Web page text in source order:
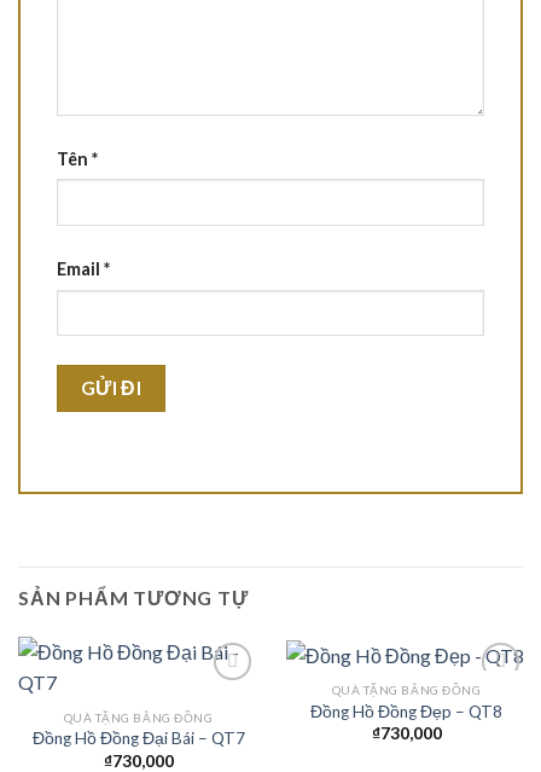
Tên *
Email *
SẢN PHẨM TƯƠNG TỰ
Add to
QUÀ TẶNG BẰNG ĐỒNG
Đồng Hồ Đồng Đại Bái – QT7
₫730,000
QUÀ TẶNG BẰNG ĐỒNG
Đồng Hồ Đồng Đẹp – QT8
₫730,000